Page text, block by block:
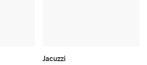
Jacuzzi